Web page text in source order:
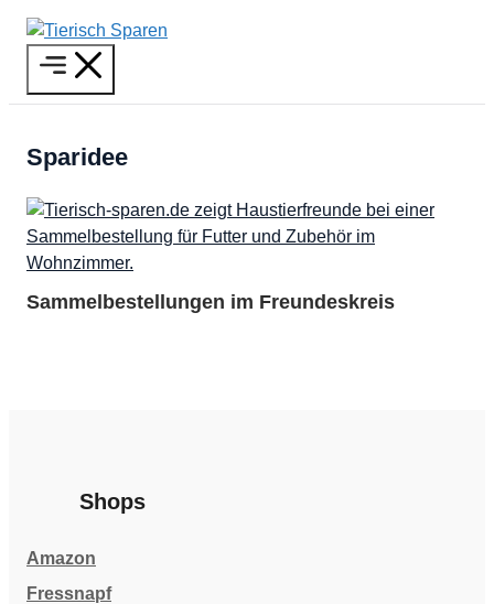
Zum
Inhalt
springen
Sparidee
Sammelbestellungen im Freundeskreis
Shops
Amazon
Fressnapf